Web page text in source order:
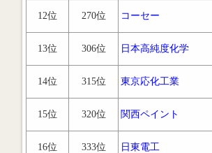
12位 270位 コーセー
13位 306位 日本高純度化学
14位 315位 東京応化工業
15位 320位 関西ペイント
16位 333位 日東電工